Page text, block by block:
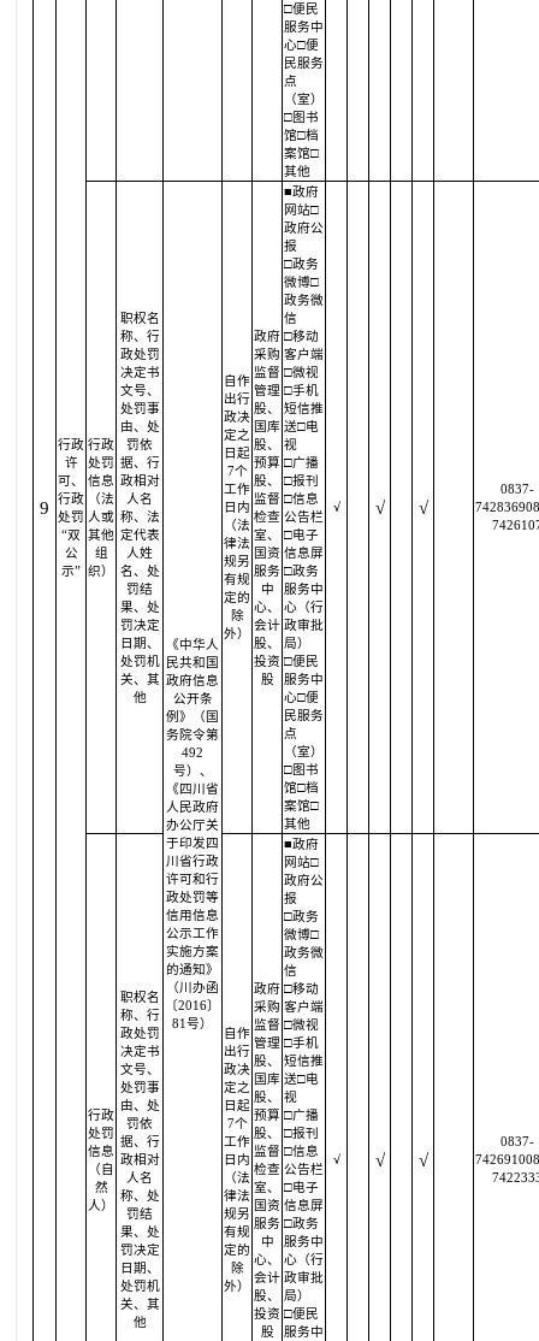
9
行政
许
可、
行政
处罚
“双
公
示”
□便民
服务中
心□便
民服务
点
（室）
□图书
馆□档
案馆□
其他
行政
处罚
信息
（法
人或
其他
组
织）
职权名
称、行
政处罚
决定书
文号、
处罚事
由、处
罚依
据、行
政相对
人名
称、法
定代表
人姓
名、处
罚结
果、处
罚决定
日期、
处罚机
关、其
他
《中华人
民共和国
政府信息
公开条
例》（国
务院令第
492
号）、
《四川省
人民政府
办公厅关
于印发四
川省行政
许可和行
政处罚等
信用信息
公示工作
实施方案
的通知》
（川办函
〔2016〕
81号）
自作
出行
政决
定之
日起
7个
工作
日内
（法
律法
规另
有规
定的
除
外）
政府
采购
监督
管理
股、
国库
股、
预算
股、
监督
检查
室、
国资
服务
中
心、
会计
股、
投资
股
■政府
网站□
政府公
报
□政务
微博□
政务微
信
□移动
客户端
□微视
□手机
短信推
送□电
视
□广播
□报刊
□信息
公告栏
□电子
信息屏
□政务
服务中
心（行
政审批
局）
□便民
服务中
心□便
民服务
点
（室）
□图书
馆□档
案馆□
其他
√ √ √
0837-
行政
处罚
信息
（自
然
人）
职权名
称、行
政处罚
决定书
文号、
处罚事
由、处
罚依
据、行
政相对
人名
称、处
罚结
果、处
罚决定
日期、
处罚机
关、其
他
自作
出行
政决
定之
日起
7个
工作
日内
（法
律法
规另
有规
定的
除
外）
政府
采购
监督
管理
股、
国库
股、
预算
股、
监督
检查
室、
国资
服务
中
心、
会计
股、
投资
股
■政府
网站□
政府公
报
□政务
微博□
政务微
信
□移动
客户端
□微视
□手机
短信推
送□电
视
□广播
□报刊
□信息
公告栏
□电子
信息屏
□政务
服务中
心（行
政审批
局）
□便民
服务中
√ √ √
0837-